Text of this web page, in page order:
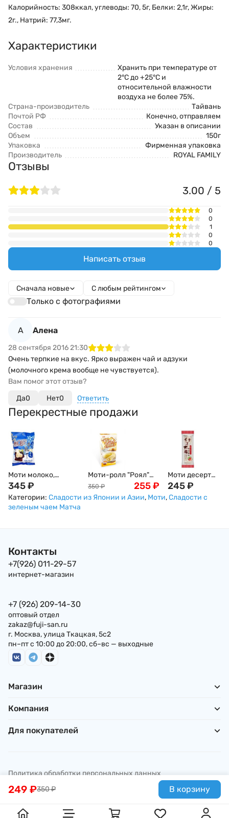
350₽
249 ₽ В корзину
Калорийность: 308ккал, углеводы: 70, 5г, Белки: 2,1г, Жиры:
2г., Натрий: 77,3мг.
Характеристики
Условия хранения
Хранить при температуре от
2°С до +25°С и
относительной влажности
воздуха не более 75%.
Страна-производитель
Тайвань
Почтой РФ
Конечно, отправляем
Состав
Указан в описании
Объем
150г
Упаковка
Фирменная упаковка
Производитель
ROYAL FAMILY
Отзывы
3.00 / 5
0
0
1
0
0
Написать отзыв
Сначала новые С любым рейтингом
Только с фотографиями
А Алена
28 сентября 2016 21:30
Очень терпкие на вкус. Ярко выражен чай и адзуки
(молочного крема вообще не чувствуется).
Вам помог этот отзыв?
Да0 Нет0 Ответить
Перекрестные продажи
Моти молоко,
Дайфуку, 120гр
345₽
Моти-ролл "Роял"
Молочный с Манго,
150г, Тайвань
350 ₽ 255₽
Моти десерт
клубника 3шт,
245₽
Категории: Сладости из Японии и Азии, Моти,Сладости с
зеленым чаем Матча
Контакты
+7(926) 011-29-57
интернет-магазин
+7 (926) 209-14-30
оптовый отдел
zakaz@fuji-san.ru
г. Москва, улица Ткацкая, 5с2
пн–пт с 10:00 до 20:00, сб–вс — выходные
Магазин
Компания
Для покупателей
Политика обработки персональных данных